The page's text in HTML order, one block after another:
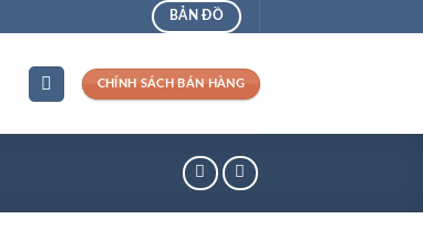
BẢN ĐỒ
CHÍNH SÁCH BÁN HÀNG